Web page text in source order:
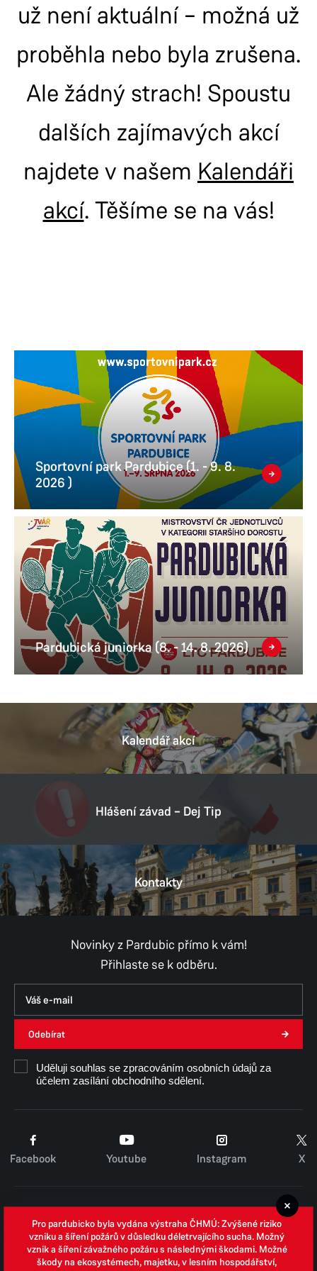
už není aktuální – možná už
proběhla nebo byla zrušena.
Ale žádný strach! Spoustu
dalších zajímavých akcí
najdete v našem Kalendáři
akcí. Těšíme se na vás!
Sportovní park Pardubice (1. - 9. 8.
2026 )
Pardubická juniorka (8. - 14. 8. 2026)
Kalendář akcí
Hlášení závad – Dej Tip
Kontakty
Novinky z Pardubic přímo k vám!
Přihlaste se k odběru.
Odebírat
Uděluji souhlas se zpracováním osobních údajů za
účelem zasílání obchodního sdělení.
Facebook Youtube Instagram X
Zpracování osobních údajů
Whistleblowing
Pro pardubicko byla vydána výstraha ČHMÚ: Zvýšené riziko
vzniku a šíření požárů v důsledku déletrvajícího sucha. Možný
vznik a šíření závažného požáru s následnými škodami. Možné
škody na ekosystémech, majetku, v lesním hospodářství,